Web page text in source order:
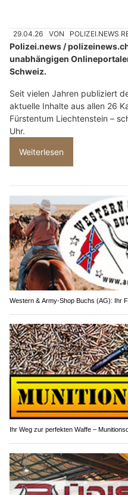
29.04.26 VON POLIZEI.NEWS
Polizei.news /
unabhängigen
Schweiz.
Seit vielen Jahren publiziert
aktuelle Inhalte aus allen 26
Fürstentum Liechtenstein –
Uhr.
Weiterlesen
Western & Army-Shop Buchs (AG): Ihr
Ihr Weg zur perfekten Waffe –